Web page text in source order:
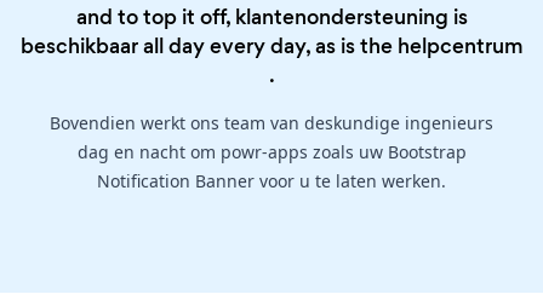
and to top it off, klantenondersteuning is
beschikbaar all day every day, as is the helpcentrum
.
Bovendien werkt ons team van deskundige ingenieurs
dag en nacht om powr-apps zoals uw Bootstrap
Notification Banner voor u te laten werken.